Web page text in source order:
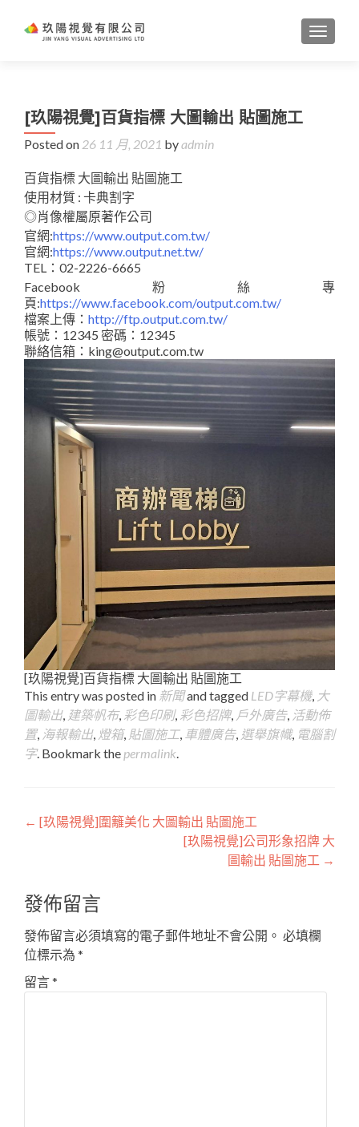
[玖陽視覺]百貨指標 大圖輸出 貼圖施工
Posted on 26 11 月, 2021 byadmin
百貨指標 大圖輸出 貼圖施工
使用材質 : 卡典割字
◎肖像權屬原著作公司
官網:https://www.output.com.tw/
官網:https://www.output.net.tw/
TEL：02-2226-6665
Facebook粉絲專
頁:https://www.facebook.com/output.com.tw/
檔案上傳： http://ftp.output.com.tw/
帳號：12345 密碼：12345
聯絡信箱：king@output.com.tw
[玖陽視覺]百貨指標 大圖輸出 貼圖施工
This entry was posted in 新聞and tagged LED字幕機, 大
圖輸出, 建築帆布, 彩色印刷, 彩色招牌, 戶外廣告, 活動佈
置, 海報輸出, 燈箱, 貼圖施工, 車體廣告, 選舉旗幟, 電腦割
字. Bookmark the permalink.
Post
← [玖陽視覺]圍籬美化 大圖輸出 貼圖施工
[玖陽視覺]公司形象招牌 大
圖輸出 貼圖施工 →
發佈留言
發佈留言必須填寫的電子郵件地址不會公開。 必填欄
位標示為 *
留言*